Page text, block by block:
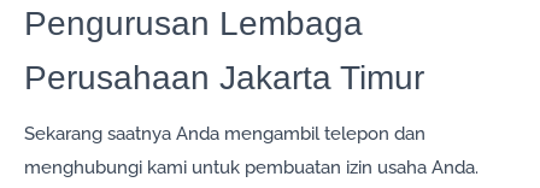
Pengurusan Lembaga
Perusahaan Jakarta Timur
Sekarang saatnya Anda mengambil telepon dan
menghubungi kami untuk pembuatan izin usaha Anda.